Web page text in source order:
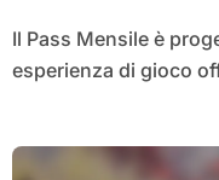
Il Pass Mensile è progettato per elevare la tua
esperienza di gioco